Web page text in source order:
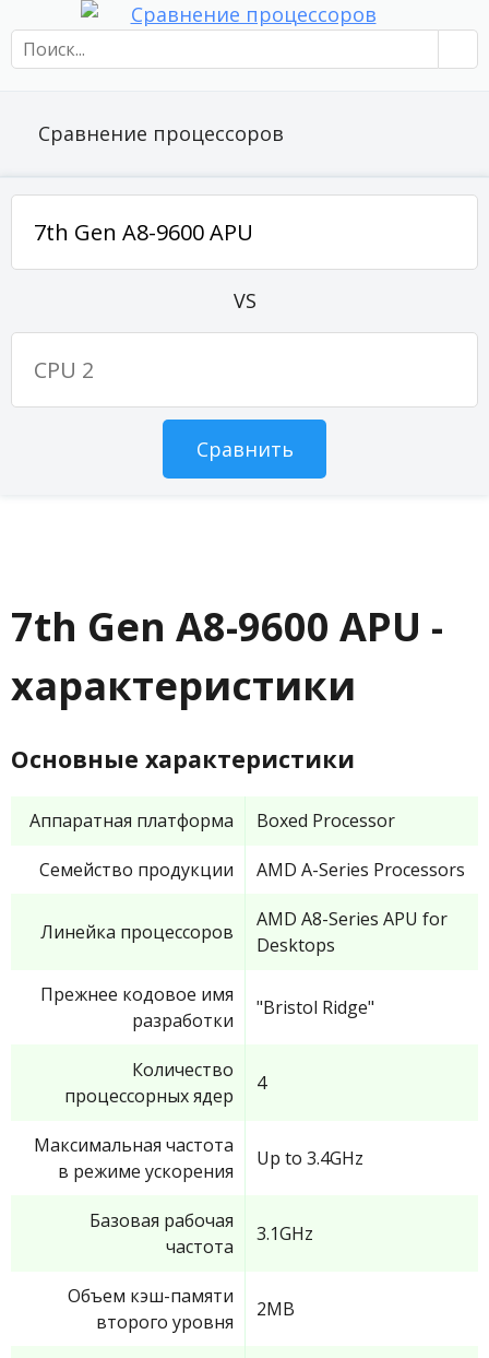
Сравнение процессоров
VS
7th Gen A8-9600 APU -
характеристики
Основные характеристики
Аппаратная платформа Boxed Processor
Семейство продукции AMD A-Series Processors
Линейка процессоров
AMD A8-Series APU for
Desktops
Прежнее кодовое имя
разработки
"Bristol Ridge"
Количество
процессорных ядер
4
Максимальная частота
в режиме ускорения
Up to 3.4GHz
Базовая рабочая
частота
3.1GHz
Объем кэш-памяти
второго уровня
2MB